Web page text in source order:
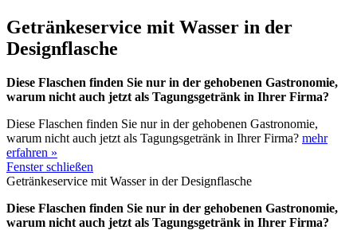
Getränkeservice mit Wasser in der
Designflasche
Diese Flaschen finden Sie nur in der gehobenen Gastronomie,
warum nicht auch jetzt als Tagungsgetränk in Ihrer Firma?
Diese Flaschen finden Sie nur in der gehobenen Gastronomie,
warum nicht auch jetzt als Tagungsgetränk in Ihrer Firma? mehr
erfahren »
Fenster schließen
Getränkeservice mit Wasser in der Designflasche
Diese Flaschen finden Sie nur in der gehobenen Gastronomie,
warum nicht auch jetzt als Tagungsgetränk in Ihrer Firma?